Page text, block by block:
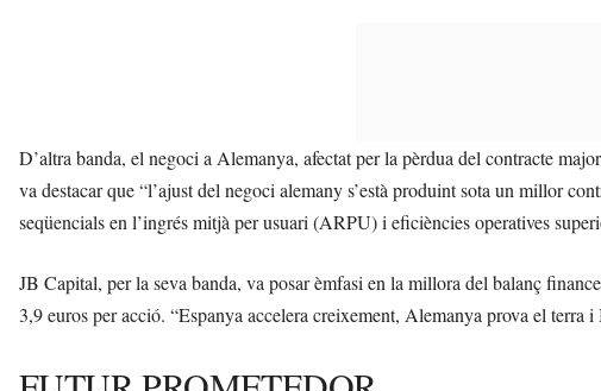
D’altra banda, el negoci a Alemanya, afectat per la pèrdua del contracte
va destacar que “l’ajust del negoci alemany s’està produint sota un millor
seqüencials en l’ingrés mitjà per usuari (ARPU) i eficiències operatives
JB Capital, per la seva banda, va posar èmfasi en la millora del balanç
3,9 euros per acció. “Espanya accelera creixement, Alemanya prova el terra